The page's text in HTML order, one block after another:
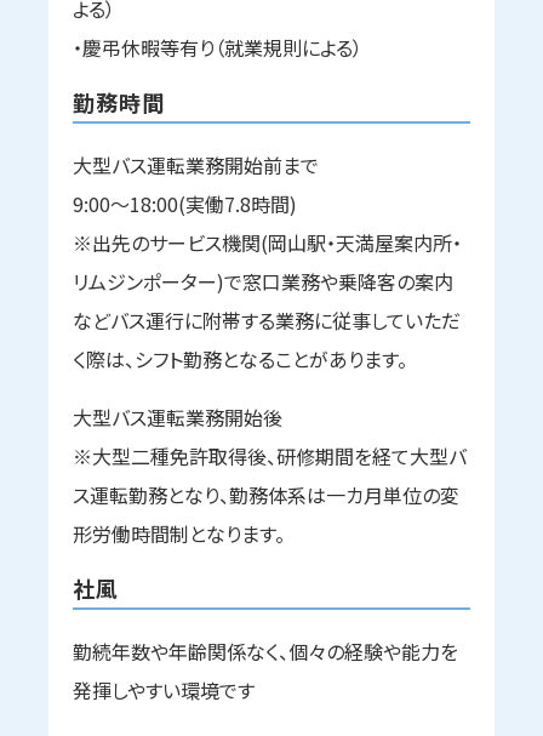
よる）
・慶弔休暇等有り（就業規則による）
勤務時間
大型バス運転業務開始前まで
9:00～18:00(実働7.8時間)
※出先のサービス機関(岡山駅・天満屋案内所・
リムジンポーター)で窓口業務や乗降客の案内
などバス運行に附帯する業務に従事していただ
く際は、シフト勤務となることがあります。
大型バス運転業務開始後
※大型二種免許取得後、研修期間を経て大型バ
ス運転勤務となり、勤務体系は一カ月単位の変
形労働時間制となります。
社風
勤続年数や年齢関係なく、個々の経験や能力を
発揮しやすい環境です